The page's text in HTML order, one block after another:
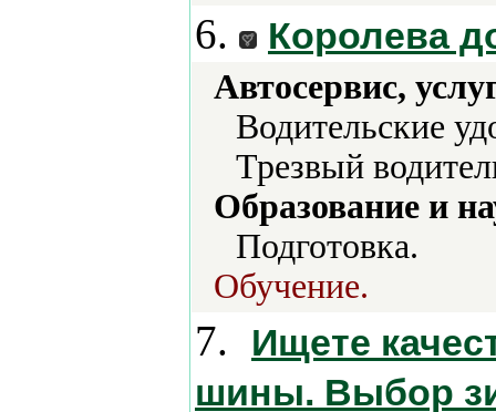
6. Королева
Автосервис,
Водительские
Трезвый
Образование и
Подготовка.
Обучение.
7.
Ищете
шины. Выбор